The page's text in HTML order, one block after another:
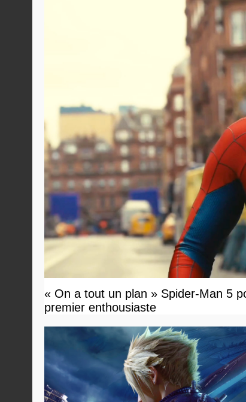
« On a tout un plan » Spider-Man 5
premier enthousiaste